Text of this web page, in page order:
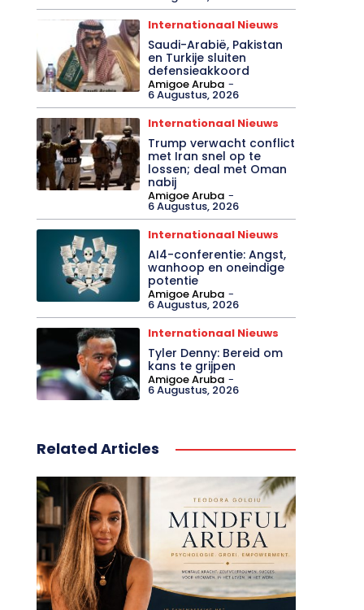
Internationaal Nieuws
Saudi-Arabië, Pakistan
en Turkije sluiten
defensieakkoord
Amigoe Aruba -
6 Augustus, 2026
Internationaal Nieuws
Trump verwacht conflict
met Iran snel op te
lossen; deal met Oman
nabij
Amigoe Aruba -
6 Augustus, 2026
Internationaal Nieuws
AI4-conferentie: Angst,
wanhoop en oneindige
potentie
Amigoe Aruba -
6 Augustus, 2026
Internationaal Nieuws
Tyler Denny: Bereid om
kans te grijpen
Amigoe Aruba -
6 Augustus, 2026
Related Articles